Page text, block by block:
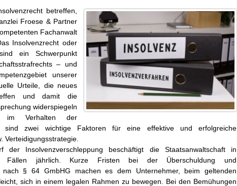
betreffen,
Froese & Partner
Fachanwalt
Insolvenzrecht oder
ein Schwerpunkt
– und
unserer
Urteile, die neues
und damit die
widerspiegeln
im Verhalten der
sind zwei wichtige Faktoren für eine effektive und erfolgreiche
Verteidigungsstrategie.
der Insolvenzverschleppung beschäftigt die Staatsanwaltschaft in
Fällen jährlich. Kurze Fristen bei der Überschuldung und
nach § 64 GmbHG machen es dem Unternehmer, beim geltenden
sich in einem legalen Rahmen zu bewegen. Bei den Bemühungen